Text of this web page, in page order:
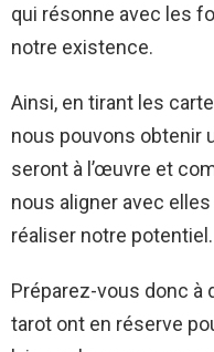
qui résonne avec les
notre existence.
Ainsi, en tirant les
nous pouvons obtenir
seront à l’œuvre et
nous aligner avec
réaliser notre potentiel.
Préparez-vous donc à
tarot ont en réserve